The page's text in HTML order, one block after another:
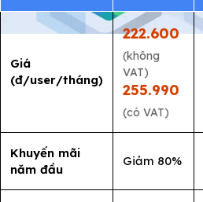
Giá
(đ/user/tháng)
222.600
(không
VAT)
255.990
(có VAT)
Khuyến mãi
năm đầu
Giảm 80%